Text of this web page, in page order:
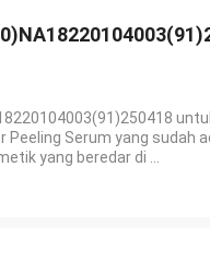
Peeling Serum yang sudah
yang beredar di ...